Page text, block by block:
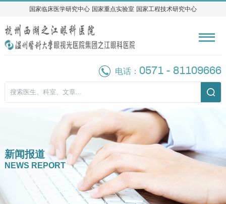
国家临床医学研究中心 国家重点实验室 国家工程技术研究中心
国家临床医学研究中心 国家重点实验室 国家工程技术研究中心
电话：0571 - 81109666
新闻报道
NEWS REPORT